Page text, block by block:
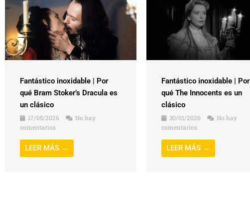
Fantástico inoxidable | Por
qué Bram Stoker’s Dracula es
un clásico
17/05/2026
No hay
comentarios
LEER MÁS →
Fantástico inoxidable | Por
qué The Innocents es un
clásico
30/01/2026
No hay
comentarios
LEER MÁS →